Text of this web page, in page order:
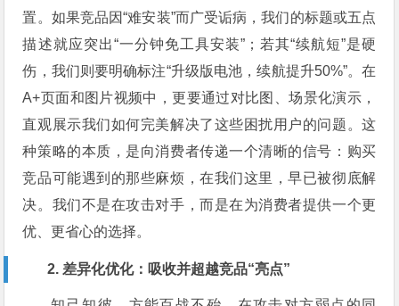
置。如果竞品因“难安装”而广受诟病，我们的标题或五点
描述就应突出“一分钟免工具安装”；若其“续航短”是硬
伤，我们则要明确标注“升级版电池，续航提升50%”。在
A+页面和图片视频中，更要通过对比图、场景化演示，
直观展示我们如何完美解决了这些困扰用户的问题。这
种策略的本质，是向消费者传递一个清晰的信号：购买
竞品可能遇到的那些麻烦，在我们这里，早已被彻底解
决。我们不是在攻击对手，而是在为消费者提供一个更
优、更省心的选择。
2. 差异化优化：吸收并超越竞品“亮点”